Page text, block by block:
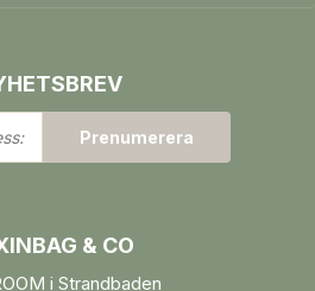
Prenumerera
& CO
i Strandbaden